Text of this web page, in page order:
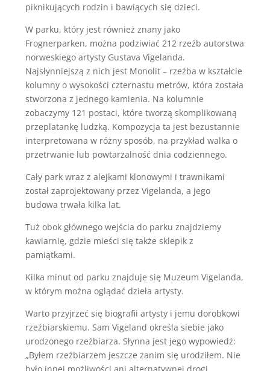
piknikujących rodzin i bawiących się dzieci.
W parku, który jest również znany jako
Frognerparken, można podziwiać 212 rzeźb autorstwa
norweskiego artysty Gustava Vigelanda.
Najsłynniejszą z nich jest Monolit – rzeźba w kształcie
kolumny o wysokości czternastu metrów, która została
stworzona z jednego kamienia. Na kolumnie
zobaczymy 121 postaci, które tworzą skomplikowaną
przeplatankę ludzką. Kompozycja ta jest bezustannie
interpretowana w różny sposób, na przykład walka o
przetrwanie lub powtarzalność dnia codziennego.
Cały park wraz z alejkami klonowymi i trawnikami
został zaprojektowany przez Vigelanda, a jego
budowa trwała kilka lat.
Tuż obok głównego wejścia do parku znajdziemy
kawiarnię, gdzie mieści się także sklepik z
pamiątkami.
Kilka minut od parku znajduje się Muzeum Vigelanda,
w którym można oglądać dzieła artysty.
Warto przyjrzeć się biografii artysty i jemu dorobkowi
rzeźbiarskiemu. Sam Vigeland określa siebie jako
urodzonego rzeźbiarza. Słynna jest jego wypowiedź:
„Byłem rzeźbiarzem jeszcze zanim się urodziłem. Nie
było innej możliwości ani alternatywnej drogi.